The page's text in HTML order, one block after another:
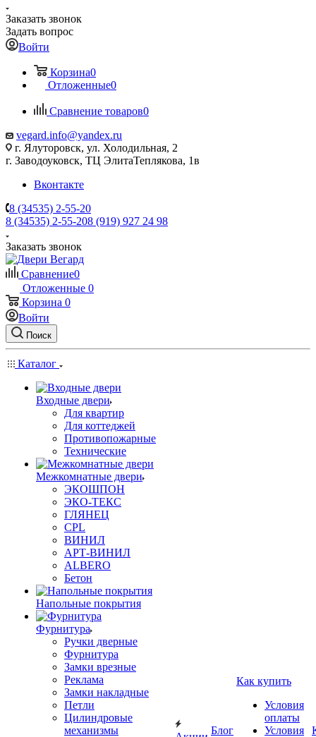
Заказать звонок
Задать вопрос
Войти
Корзина0
Отложенные0
Сравнение товаров0
vegard.info@yandex.ru
г. Ялуторовск, ул. Холодильная, 2
г. Заводоуковск, ​ТЦ Элита​Теплякова, 1в
Вконтакте
8 (34535) 2-55-20
8 (34535) 2-55-208 (919) 927 24 98
Заказать звонок
Сравнение0
Отложенные 0
Корзина 0
Войти
Поиск
Каталог
Входные двери
Для квартир
Для коттеджей
Противопожарные
Технические
Межкомнатные двери
ЭКОШПОН
ЭКО-ТЕКС
ГЛЯНЕЦ
CPL
ВИНИЛ
АРТ-ВИНИЛ
ALBERO
Бетон
Напольные покрытия
Фурнитура
Ручки дверные
Фурнитура
Замки врезные
Реклама
Замки накладные
Петли
Цилиндровые
механизмы
Блог
Как купить
Условия
оплаты
Условия